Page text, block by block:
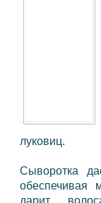
луковиц.
Сыворотка
обеспечивая
дарит